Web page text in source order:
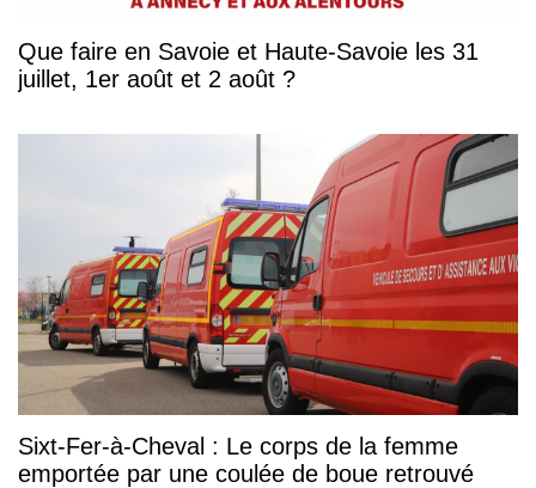
Que faire en Savoie et Haute-Savoie les 31
juillet, 1er août et 2 août ?
Sixt-Fer-à-Cheval : Le corps de la femme
emportée par une coulée de boue retrouvé